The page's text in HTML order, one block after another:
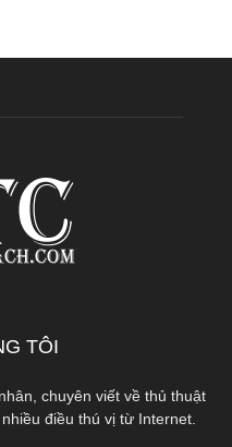
TÔI
chuyên viết về thủ thuật
điều thú vị từ Internet.